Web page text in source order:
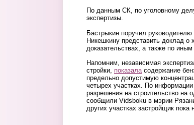
По данным СК, по уголовному
экспертизы.
Бастрыкин поручил
Никешкину представить доклад о
доказательствах, а также по
Напомним, независимая
стройки, показала содержание
предельно допустимую
четырех участках. По
разрешения на строительство на
сообщили Vidsboku в мэрии
других участках застройщик пока